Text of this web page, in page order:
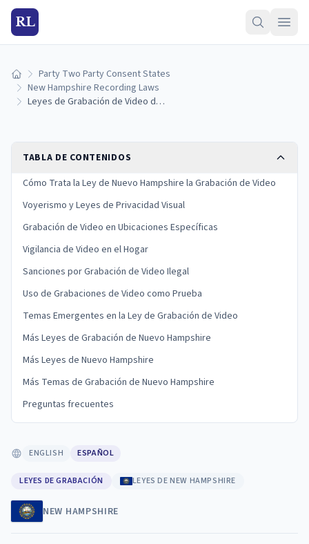
RL
Inicio Party Two Party Consent States
New Hampshire Recording Laws
Leyes de Grabación de Video de Nuevo Hampshire
TABLA DE CONTENIDOS
Cómo Trata la Ley de Nuevo Hampshire la Grabación de Video
Voyerismo y Leyes de Privacidad Visual
Grabación de Video en Ubicaciones Específicas
Vigilancia de Video en el Hogar
Sanciones por Grabación de Video Ilegal
Uso de Grabaciones de Video como Prueba
Temas Emergentes en la Ley de Grabación de Video
Más Leyes de Grabación de Nuevo Hampshire
Más Leyes de Nuevo Hampshire
Más Temas de Grabación de Nuevo Hampshire
Preguntas frecuentes
ENGLISH ESPAÑOL
LEYES DE GRABACIÓN LEYES DE NEW HAMPSHIRE
NEW HAMPSHIRE